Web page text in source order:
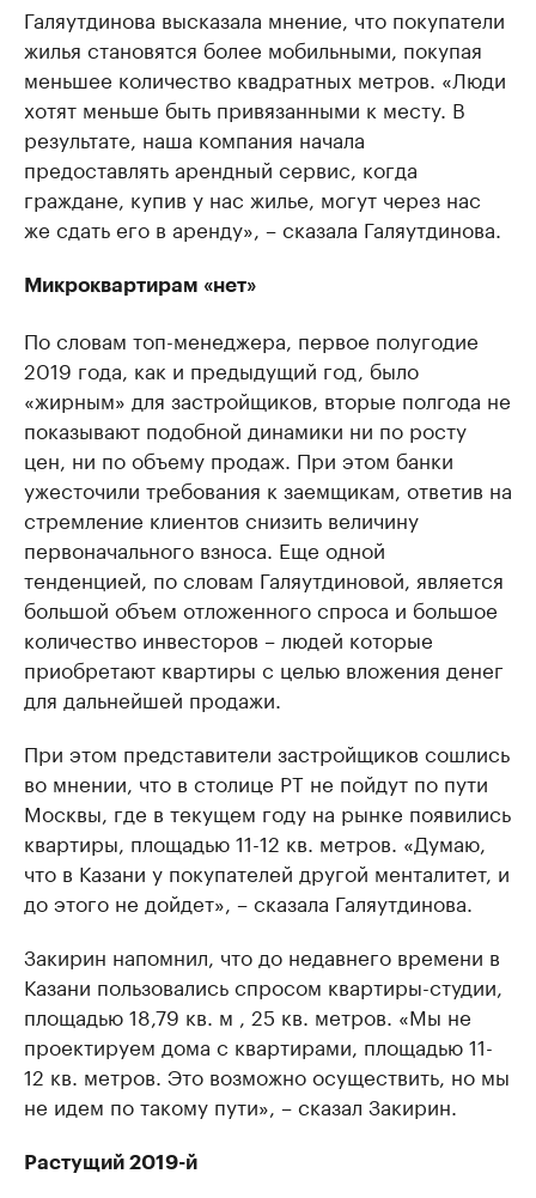
Галяутдинова высказала мнение, что покупатели
жилья становятся более мобильными, покупая
меньшее количество квадратных метров. «Люди
хотят меньше быть привязанными к месту. В
результате, наша компания начала
предоставлять арендный сервис, когда
граждане, купив у нас жилье, могут через нас
же сдать его в аренду», – сказала Галяутдинова.
Микроквартирам «нет»
По словам топ-менеджера, первое полугодие
2019 года, как и предыдущий год, было
«жирным» для застройщиков, вторые полгода не
показывают подобной динамики ни по росту
цен, ни по объему продаж. При этом банки
ужесточили требования к заемщикам, ответив на
стремление клиентов снизить величину
первоначального взноса. Еще одной
тенденцией, по словам Галяутдиновой, является
большой объем отложенного спроса и большое
количество инвесторов – людей которые
приобретают квартиры с целью вложения денег
для дальнейшей продажи.
При этом представители застройщиков сошлись
во мнении, что в столице РТ не пойдут по пути
Москвы, где в текущем году на рынке появились
квартиры, площадью 11-12 кв. метров. «Думаю,
что в Казани у покупателей другой менталитет, и
до этого не дойдет», – сказала Галяутдинова.
Закирин напомнил, что до недавнего времени в
Казани пользовались спросом квартиры-студии,
площадью 18,79 кв. м , 25 кв. метров. «Мы не
проектируем дома с квартирами, площадью 11-
12 кв. метров. Это возможно осуществить, но мы
не идем по такому пути», – сказал Закирин.
Растущий 2019-й